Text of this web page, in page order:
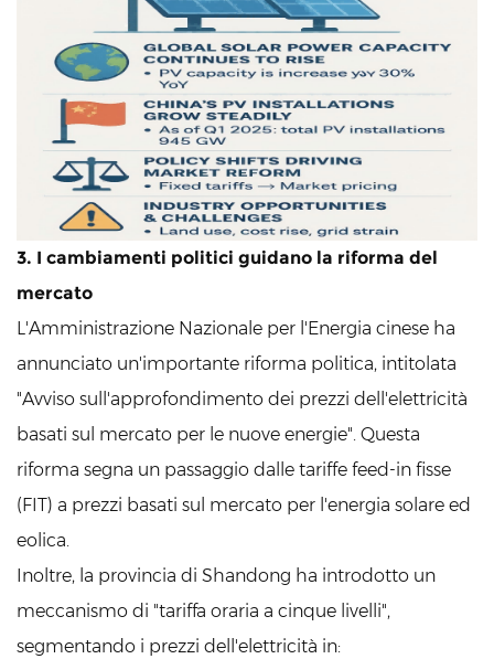
3. I cambiamenti politici guidano la riforma del
mercato
L'Amministrazione Nazionale per l'Energia cinese ha
annunciato un'importante riforma politica, intitolata
"Avviso sull'approfondimento dei prezzi dell'elettricità
basati sul mercato per le nuove energie". Questa
riforma segna un passaggio dalle tariffe feed-in fisse
(FIT) a prezzi basati sul mercato per l'energia solare ed
eolica.
Inoltre, la provincia di Shandong ha introdotto un
meccanismo di "tariffa oraria a cinque livelli",
segmentando i prezzi dell'elettricità in: